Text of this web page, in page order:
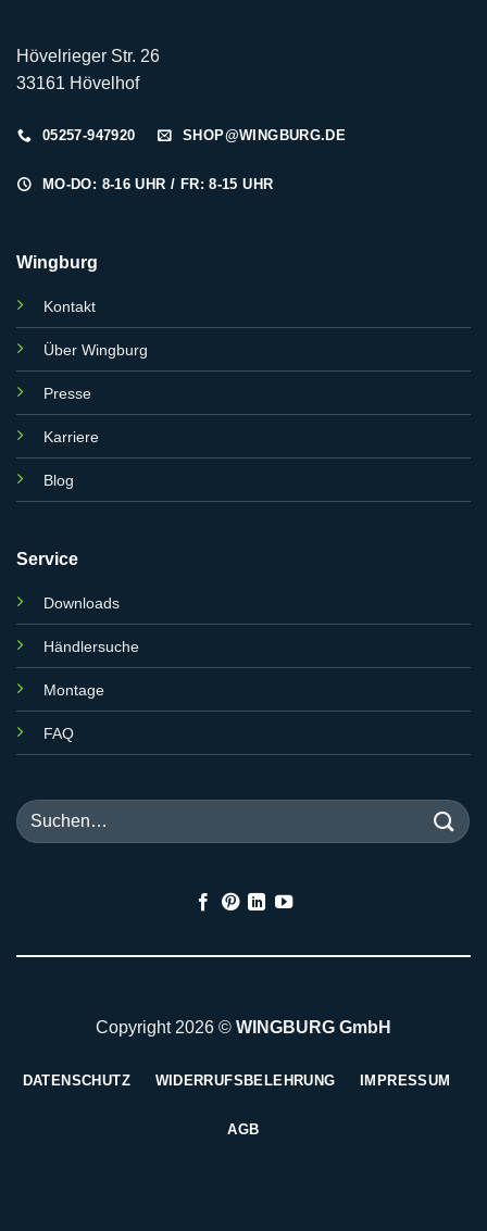
Hövelrieger Str. 26
33161 Hövelhof
05257-947920 SHOP@WINGBURG.DE
MO-DO: 8-16 UHR / FR: 8-15 UHR
Wingburg
Kontakt
Über Wingburg
Presse
Karriere
Blog
Service
Downloads
Händlersuche
Montage
FAQ
Suchen
nach:
Copyright 2026 © WINGBURG GmbH
DATENSCHUTZ WIDERRUFSBELEHRUNG IMPRESSUM
AGB